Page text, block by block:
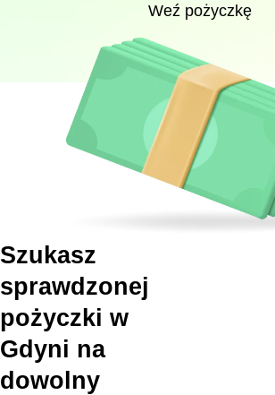
Weź pożyczkę
Szukasz
sprawdzonej
pożyczki w
Gdyni na
dowolny